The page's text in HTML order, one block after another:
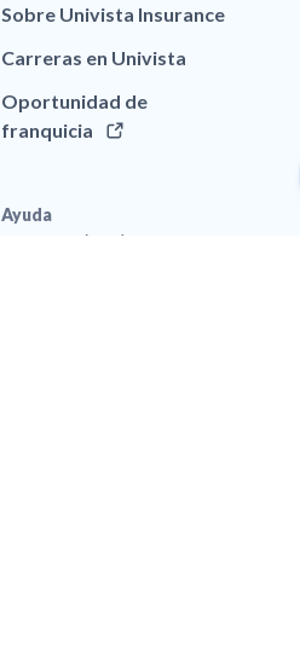
Sobre Univista Insurance
Carreras en Univista
Oportunidad de
franquicia
Ayuda
Llamar a (561) 469-0059